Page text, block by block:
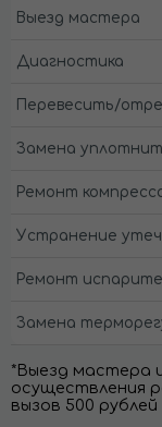
Выезд мастера
Диагностика
Перевесить/
Замена
Ремонт
Устранение
Ремонт
Замена
*Выезд мастера
осуществления
вызов 500 рублей